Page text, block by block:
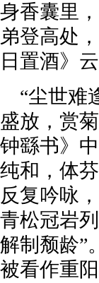
身香囊里
弟登高处
日置酒》
“尘世难
盛放，赏
钟繇书》
纯和，体
反复吟咏
青松冠岩
解制颓龄”
被看作重